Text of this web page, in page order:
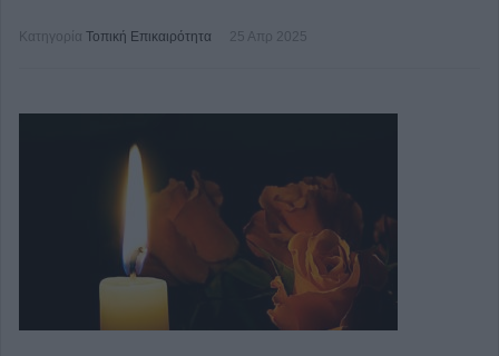
Κατηγορία Τοπική Επικαιρότητα 25 Απρ 2025